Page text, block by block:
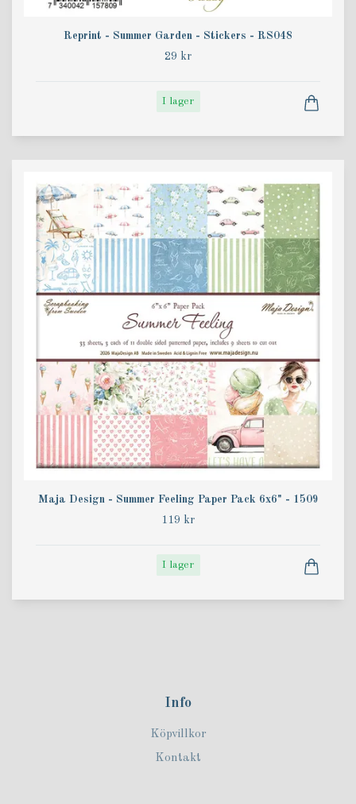
Reprint - Summer Garden - Stickers - RS048
29 kr
I lager
Maja Design - Summer Feeling Paper Pack 6x6" - 1509
119 kr
I lager
Info
Köpvillkor
Kontakt